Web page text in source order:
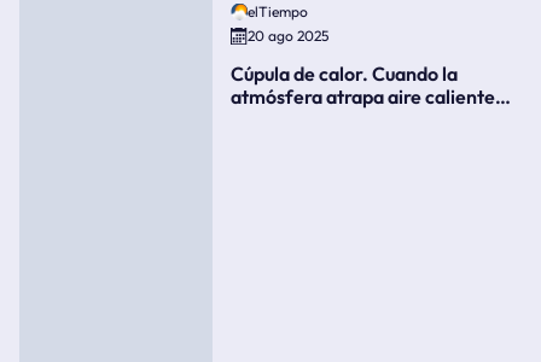
elTiempo
20 ago 2025
Cúpula de calor. Cuando la
atmósfera atrapa aire caliente